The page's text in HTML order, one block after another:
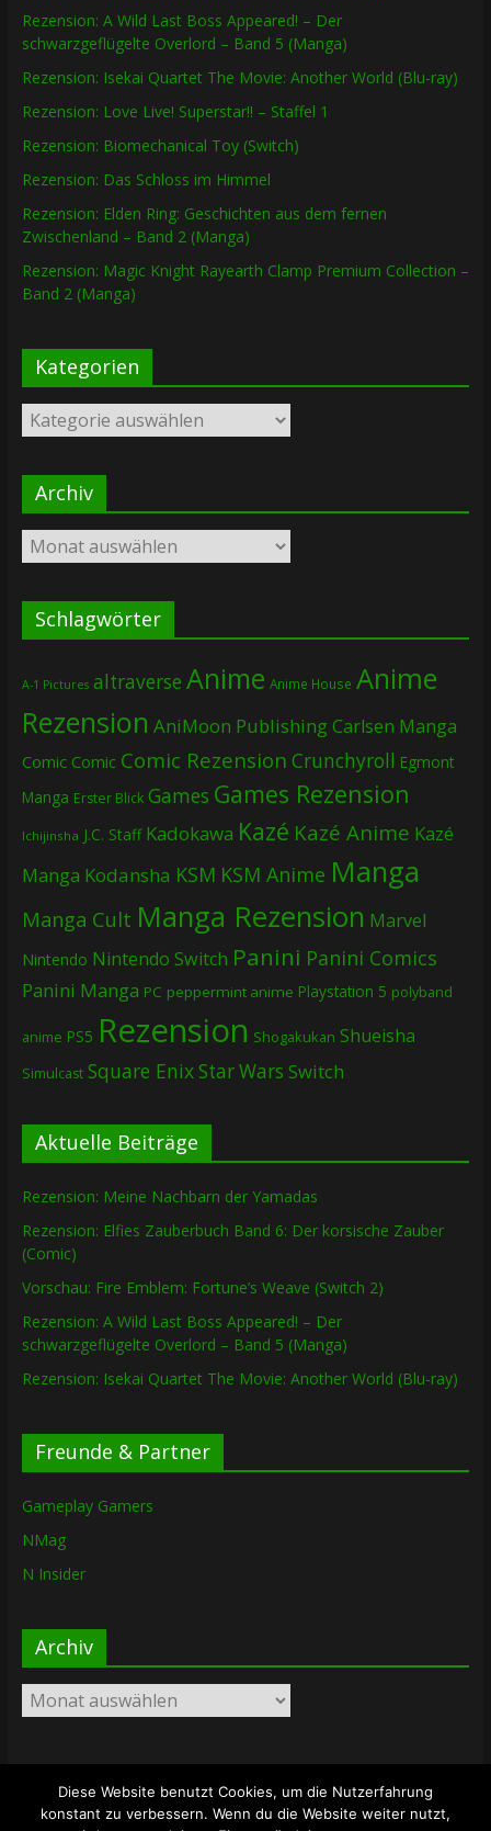
Rezension: A Wild Last Boss Appeared! – Der
schwarzgeflügelte Overlord – Band 5 (Manga)
Rezension: Isekai Quartet The Movie: Another World (Blu-ray)
Rezension: Love Live! Superstar!! – Staffel 1
Rezension: Biomechanical Toy (Switch)
Rezension: Das Schloss im Himmel
Rezension: Elden Ring: Geschichten aus dem fernen
Zwischenland – Band 2 (Manga)
Rezension: Magic Knight Rayearth Clamp Premium Collection –
Band 2 (Manga)
Kategorien
Kategorien
Archiv
Archiv
Schlagwörter
A-1 Pictures altraverse Anime Anime House Anime
Rezension AniMoon PublishingCarlsen Manga
Comic Comic Comic Rezension Crunchyroll Egmont
Manga Erster Blick Games Games Rezension
Ichijinsha J.C. Staff Kadokawa Kazé Kazé Anime Kazé
Manga Kodansha KSM KSM Anime Manga
Manga Cult Manga Rezension Marvel
Nintendo Nintendo Switch Panini Panini Comics
Panini Manga PC peppermint anime Playstation 5 polyband
anime PS5 Rezension Shogakukan Shueisha
Simulcast Square EnixStar Wars Switch
Aktuelle Beiträge
Rezension: Meine Nachbarn der Yamadas
Rezension: Elfies Zauberbuch Band 6: Der korsische Zauber
(Comic)
Vorschau: Fire Emblem: Fortune’s Weave (Switch 2)
Rezension: A Wild Last Boss Appeared! – Der
schwarzgeflügelte Overlord – Band 5 (Manga)
Rezension: Isekai Quartet The Movie: Another World (Blu-ray)
Freunde & Partner
Gameplay Gamers
NMag
N Insider
Archiv
Archiv
Copyright © 2026The Lost Dungeon. Alle Rechte vorbehalten.
Diese Website benutzt Cookies, um die Nutzerfahrung
konstant zu verbessern. Wenn du die Website weiter nutzt,